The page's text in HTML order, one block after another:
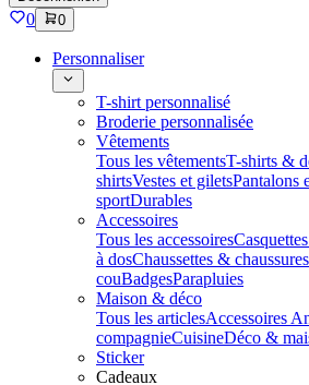
0 0
Personnaliser
T-shirt personnalisé
Broderie personnalisée
Vêtements
Tous les vêtementsT-shirts &
shirtsVestes et giletsPantalons
sportDurables
Accessoires
Tous les accessoires
à dosChaussettes & chaussures
couBadgesParapluies
Maison & déco
Tous les articlesAccessoires
compagnieCuisineDéco &
Sticker
Cadeaux